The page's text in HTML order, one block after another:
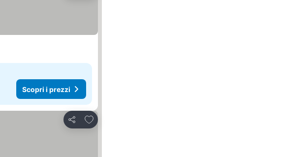
Scopri i prezzi
Condividi
Aggiungi ai preferiti